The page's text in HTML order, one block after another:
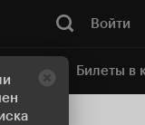
Войти
Билеты в